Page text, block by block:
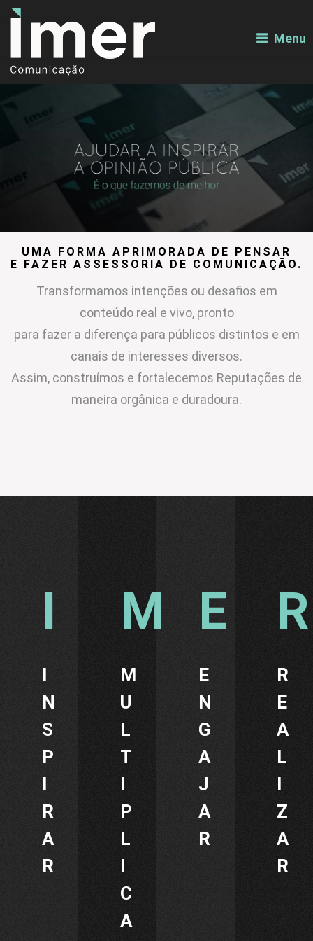
Menu
UMA FORMA APRIMORADA DE PENSAR
E FAZER ASSESSORIA DE COMUNICAÇÃO.
Transformamos intenções ou desafios em
conteúdo real e vivo, pronto
para fazer a diferença para públicos distintos e em
canais de interesses diversos.
Assim, construímos e fortalecemos Reputações de
maneira orgânica e duradoura.
I
N
S
P
I
R
A
R
M
U
L
T
I
P
L
I
C
A
E
N
G
A
J
A
R
R
E
A
L
I
Z
A
R